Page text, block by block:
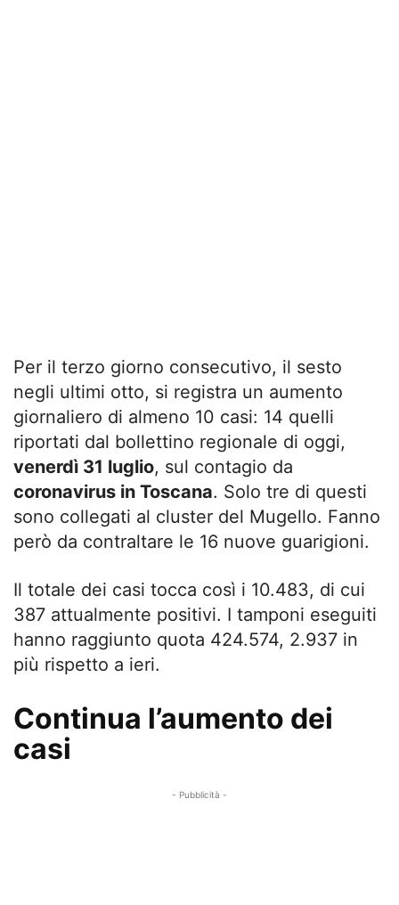
Per il terzo giorno consecutivo, il sesto
negli ultimi otto, si registra un aumento
giornaliero di almeno 10 casi: 14 quelli
riportati dal bollettino regionale di oggi,
venerdì 31 luglio, sul contagio da
coronavirus in Toscana. Solo tre di questi
sono collegati al cluster del Mugello. Fanno
però da contraltare le 16 nuove guarigioni.
Il totale dei casi tocca così i 10.483, di cui
387 attualmente positivi. I tamponi eseguiti
hanno raggiunto quota 424.574, 2.937 in
più rispetto a ieri.
Continua l’aumento dei
casi
- Pubblicità -